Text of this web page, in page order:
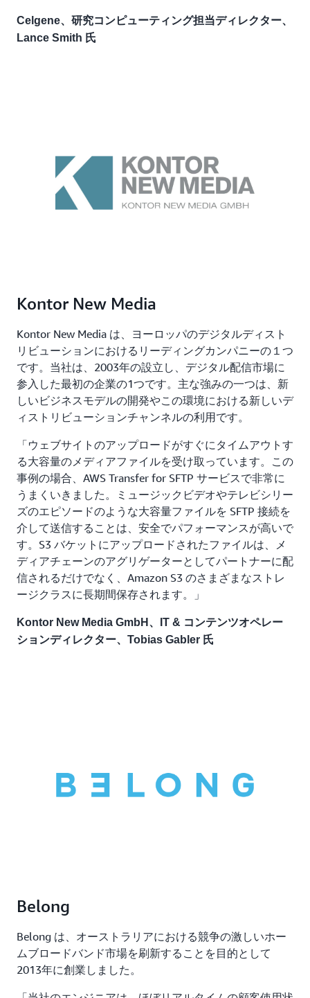
Celgene、研究コンピューティング担当ディレクター、
Lance Smith 氏
Kontor New Media
Kontor New Media は、ヨーロッパのデジタルディスト
リビューションにおけるリーディングカンパニーの１つ
です。当社は、2003年の設立し、デジタル配信市場に
参入した最初の企業の1つです。主な強みの一つは、新
しいビジネスモデルの開発やこの環境における新しいデ
ィストリビューションチャンネルの利用です。
「ウェブサイトのアップロードがすぐにタイムアウトす
る大容量のメディアファイルを受け取っています。この
事例の場合、AWS Transfer for SFTP サービスで非常に
うまくいきました。ミュージックビデオやテレビシリー
ズのエピソードのような大容量ファイルを SFTP 接続を
介して送信することは、安全でパフォーマンスが高いで
す。S3 バケットにアップロードされたファイルは、メ
ディアチェーンのアグリゲーターとしてパートナーに配
信されるだけでなく、Amazon S3 のさまざまなストレ
ージクラスに長期間保存されます。」
Kontor New Media GmbH、IT & コンテンツオペレー
ションディレクター、Tobias Gabler 氏
Belong
Belong は、オーストラリアにおける競争の激しいホー
ムブロードバンド市場を刷新することを目的として
2013年に創業しました。